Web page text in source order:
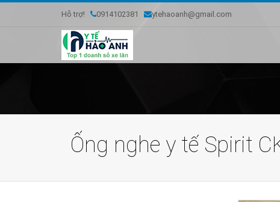
Hỗ trợ! 0914102381 ytehaoanh@gmail.com
Ống nghe y tế Spirit